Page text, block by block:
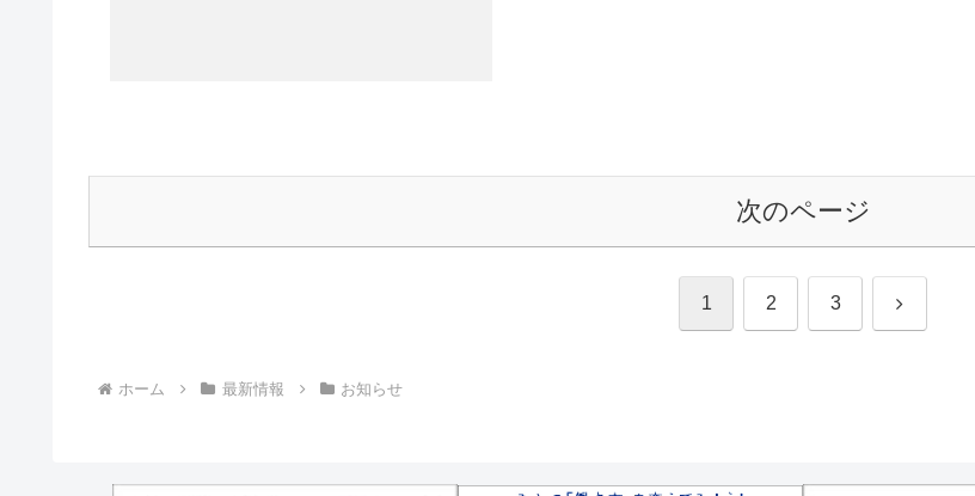
次のページ
1 2 3 次
ホーム 最新情報 お知らせ